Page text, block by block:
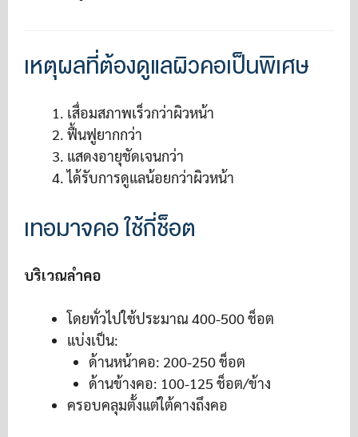
เหตุผลที่ต้องดูแลผิวคอเป็นพิเศษ
เสื่อมสภาพเร็วกว่าผิวหน้า
ฟื้นฟูยากกว่า
แสดงอายุชัดเจนกว่า
ได้รับการดูแลน้อยกว่าผิวหน้า
เทอมาจคอ ใช้กี่ช็อต
บริเวณลำคอ
โดยทั่วไปใช้ประมาณ 400-500 ช็อต
แบ่งเป็น:
ด้านหน้าคอ: 200-250 ช็อต
ด้านข้างคอ: 100-125 ช็อต/ข้าง
ครอบคลุมตั้งแต่ใต้คางถึงคอ